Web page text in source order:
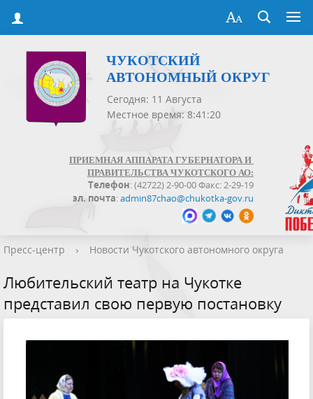
ЧУКОТСКИЙ
АВТОНОМНЫЙ ОКРУГ
Сегодня: 11 Августа
Местное время: 8:41:20
ПРИЕМНАЯ АППАРАТА ГУБЕРНАТОРА И
ПРАВИТЕЛЬСТВА ЧУКОТСКОГО АО:
Телефон: (42722) 2-90-00 Факс: 2-29-19
эл. почта:admin87chao@chukotka-gov.ru
Пресс-центр › Новости Чукотского автономного округа
Любительский театр на Чукотке
представил свою первую постановку